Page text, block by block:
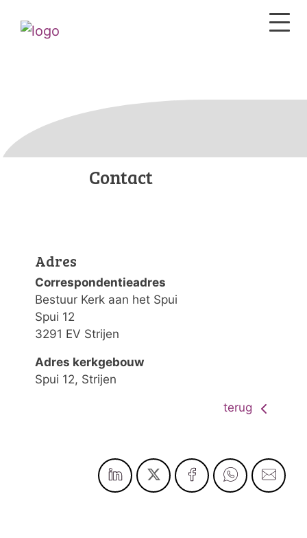
Contact
Adres
Correspondentieadres
Bestuur Kerk aan het Spui
Spui 12
3291 EV Strijen
Adres kerkgebouw
Spui 12, Strijen
terug